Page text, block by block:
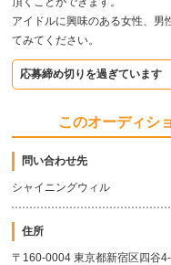
アイドルに興味のある女性、男
てみてください。
応募締め切りを過ぎています
このオーディシ
問い合わせ先
シャイニングウィル
住所
〒160-0004 東京都新宿区四谷